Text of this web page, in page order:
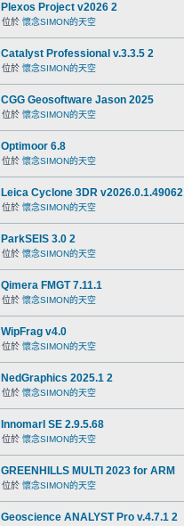
Plexos Project v2026 2
位於 懷念SIMON的天空
Catalyst Professional v.3.3.5 2
位於 懷念SIMON的天空
CGG Geosoftware Jason 2025
位於 懷念SIMON的天空
Optimoor 6.8
位於 懷念SIMON的天空
Leica Cyclone 3DR v2026.0.1.49062
位於 懷念SIMON的天空
ParkSEIS 3.0 2
位於 懷念SIMON的天空
Qimera FMGT 7.11.1
位於 懷念SIMON的天空
WipFrag v4.0
位於 懷念SIMON的天空
NedGraphics 2025.1 2
位於 懷念SIMON的天空
InnomarI SE 2.9.5.68
位於 懷念SIMON的天空
GREENHILLS MULTI 2023 for ARM
位於 懷念SIMON的天空
Geoscience ANALYST Pro v.4.7.1 2